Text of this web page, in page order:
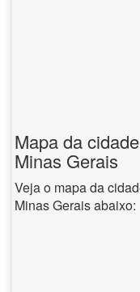
Mapa da
Minas Gerais
Veja o mapa da
Minas Gerais abaixo: